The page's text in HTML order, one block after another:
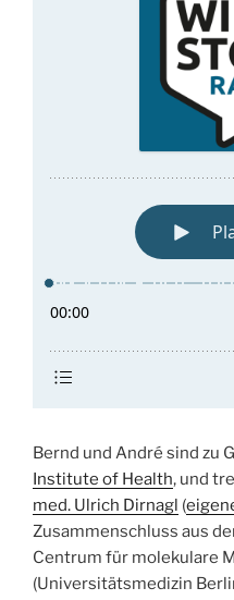
Bernd und André sind zu
Institute of Health, und
med. Ulrich Dirnagl (
Zusammenschluss aus
Centrum für molekulare
(Universitätsmedizin